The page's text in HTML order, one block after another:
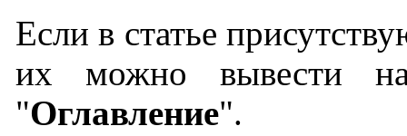
Если в статье
их можно вывести
"Оглавление".